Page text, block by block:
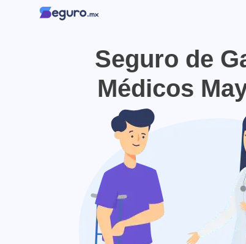
Seguro de
Médicos